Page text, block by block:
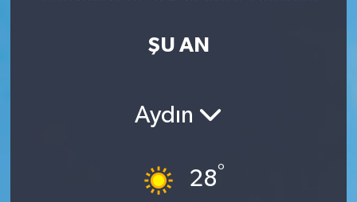
ŞU AN
Aydın
28°
Süper Lig Puan Durumu ve Fikstür